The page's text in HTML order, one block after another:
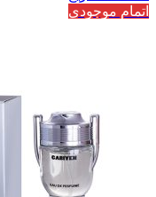
اتمام موجودی